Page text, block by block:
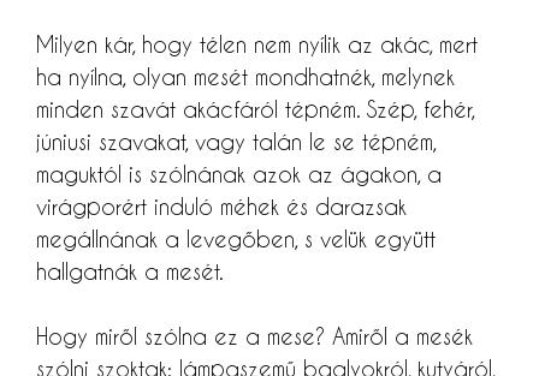
Milyen kár, hogy télen nem nyílik az akác, mert
ha nyílna, olyan mesét mondhatnék, melynek
minden szavát akácfáról tépném. Szép, fehér,
júniusi szavakat, vagy talán le se tépném,
maguktól is szólnának azok az ágakon, a
virágporért induló méhek és darazsak
megállnának a levegőben, s velük együtt
hallgatnák a mesét.
Hogy miről szólna ez a mese? Amiről a mesék
szólni szoktak: lámpaszemű baglyokról, kutyáról,